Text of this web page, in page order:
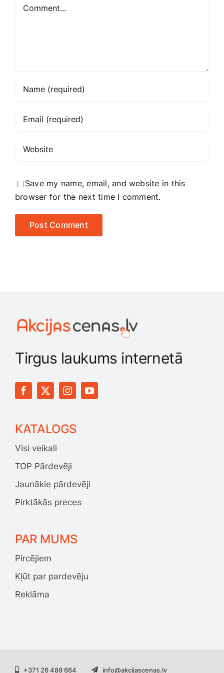
the
Comment
Save my name, email, and website in this
browser for the next time I comment.
Tirgus laukums internetā
KATALOGS
Visi veikali
TOP Pārdevēji
Jaunākie pārdevēji
Pirktākās preces
PAR MUMS
Pircējiem
Kļūt par pardevēju
Reklāma
+371 26 489 664 info@akcijascenas.lv